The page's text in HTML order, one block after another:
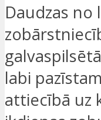
Daudzas no
labi
attiecībā uz